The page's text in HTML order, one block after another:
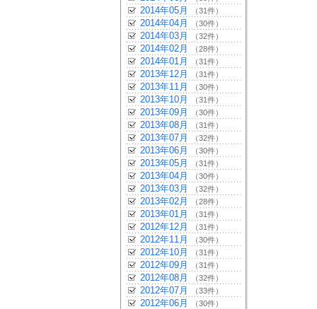
2014年05月 （31件）
2014年04月 （30件）
2014年03月 （32件）
2014年02月 （28件）
2014年01月 （31件）
2013年12月 （31件）
2013年11月 （30件）
2013年10月 （31件）
2013年09月 （30件）
2013年08月 （31件）
2013年07月 （32件）
2013年06月 （30件）
2013年05月 （31件）
2013年04月 （30件）
2013年03月 （32件）
2013年02月 （28件）
2013年01月 （31件）
2012年12月 （31件）
2012年11月 （30件）
2012年10月 （31件）
2012年09月 （31件）
2012年08月 （32件）
2012年07月 （33件）
2012年06月 （30件）